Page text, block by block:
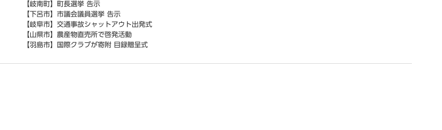
【岐南町】町長選挙 告示
【下呂市】市議会議員選挙 告示
【岐阜市】交通事故シャットアウト出発式
【山県市】農産物直売所で啓発活動
【羽島市】国際クラブが寄附 目録贈呈式